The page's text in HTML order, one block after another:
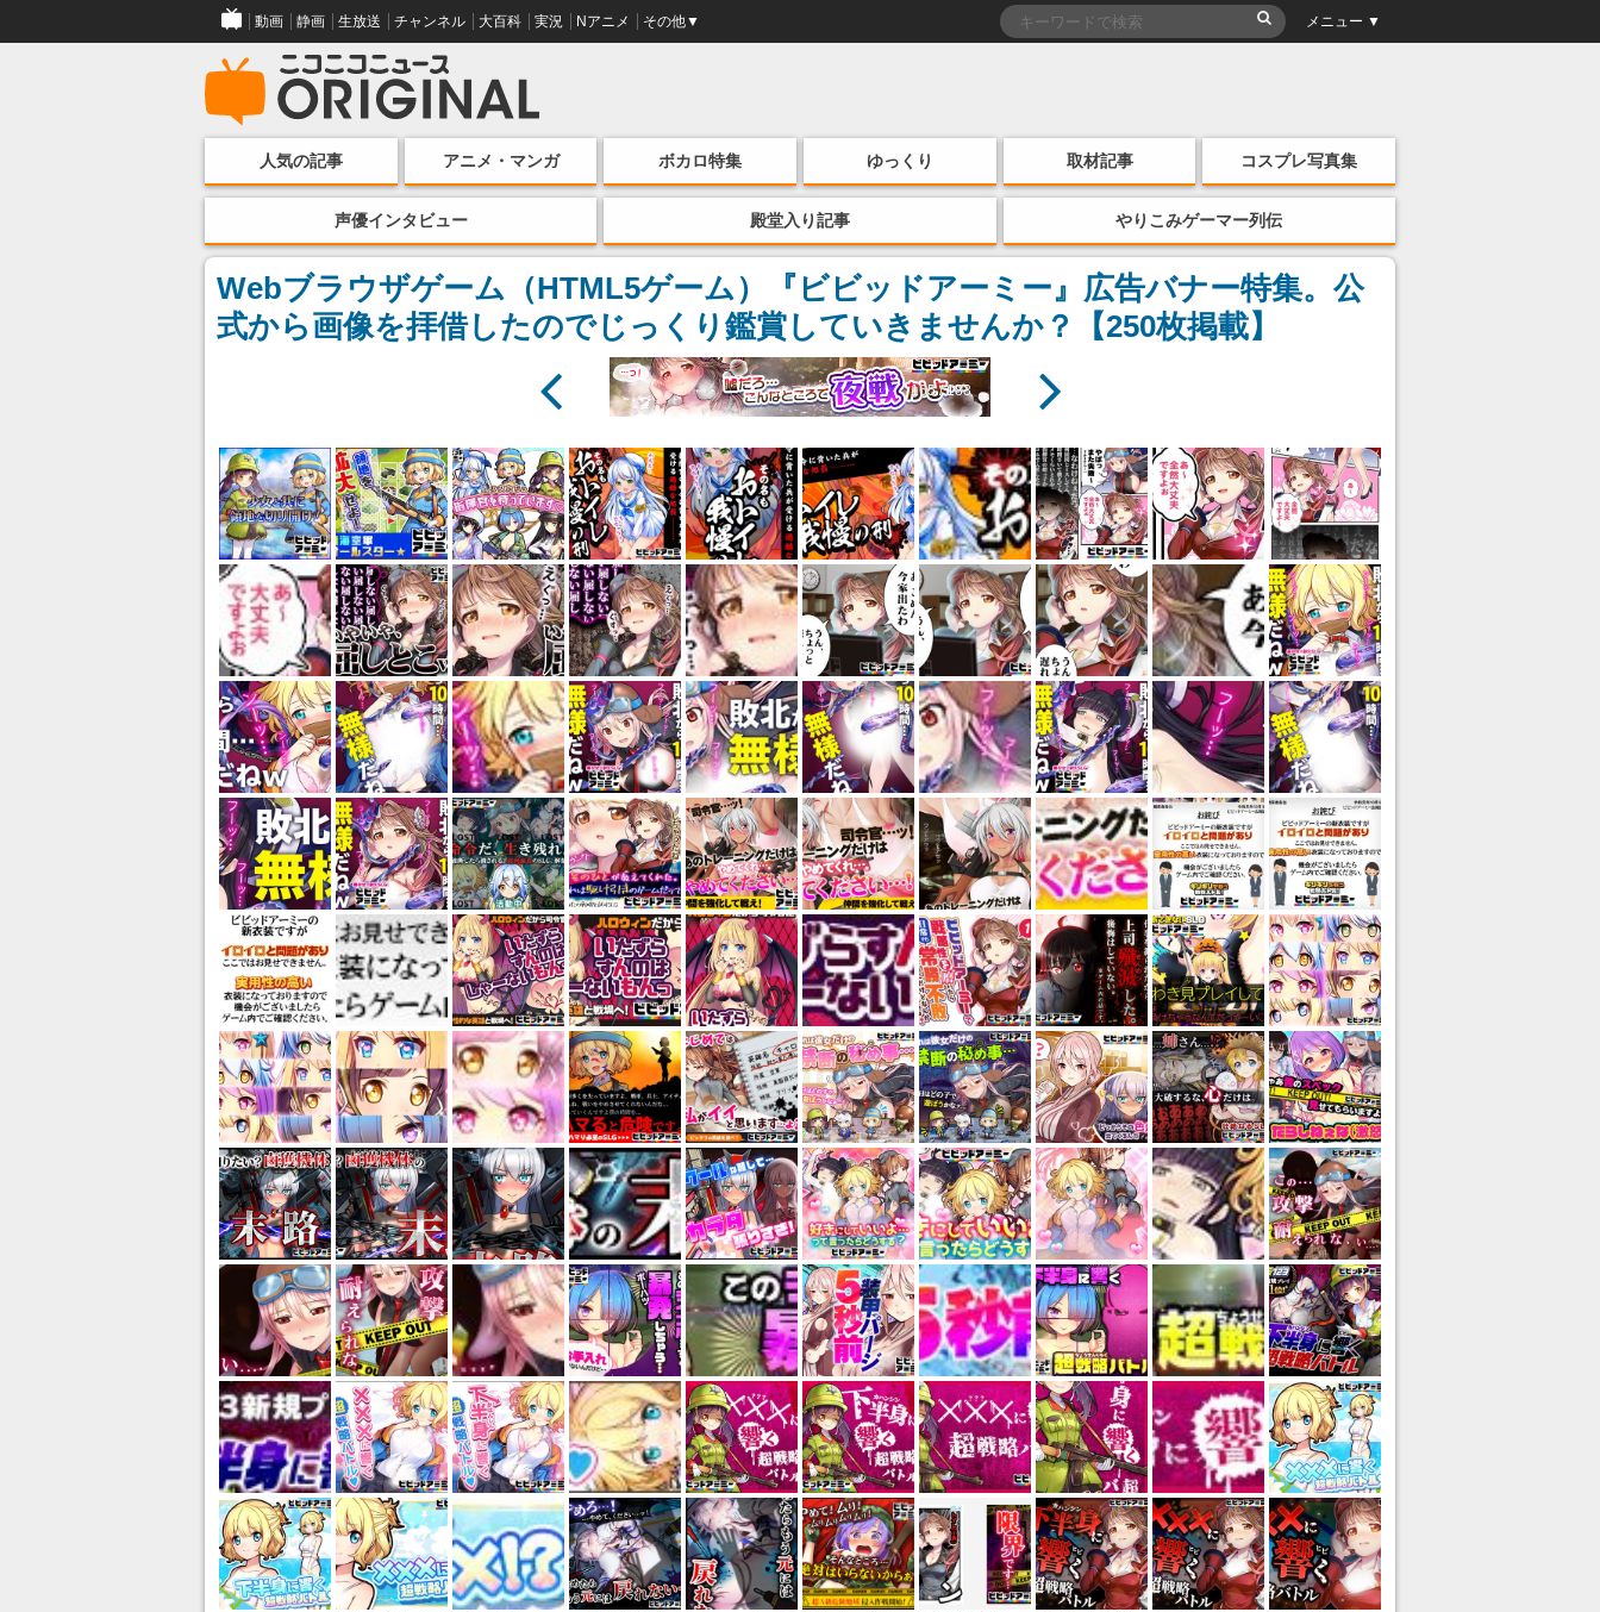
動画 静画 生放送 チャンネル 大百科 実況 Nアニメ その他▼ メニュー ▼
人気の記事 アニメ・マンガ ボカロ特集 ゆっくり 取材記事 コスプレ写真集
声優インタビュー 殿堂入り記事 やりこみゲーマー列伝
Webブラウザゲーム（HTML5ゲーム）『ビビッドアーミー』広告バナー特集。公
式から画像を拝借したのでじっくり鑑賞していきませんか？【250枚掲載】
165 / 183